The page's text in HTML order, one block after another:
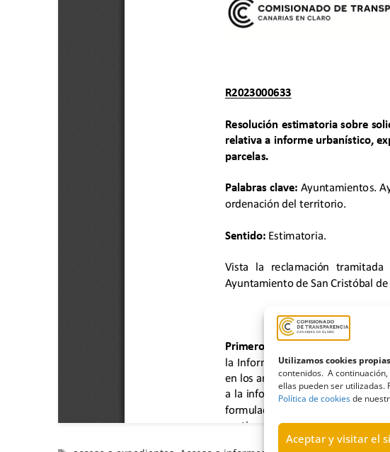
Utilizamos cookies
contenidos. A
ellas pueden ser utilizadas.
Política de cookiesde
Aceptar y visitar el